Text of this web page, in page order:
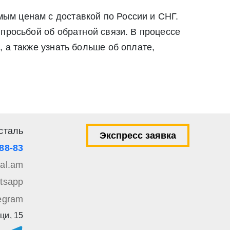
ценам с доставкой по России и СНГ.
об обратной связи. В процессе
также узнать больше об оплате,
83
15
Экспресс заявка